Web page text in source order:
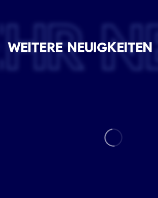
WEITERE NEUIGKEITEN